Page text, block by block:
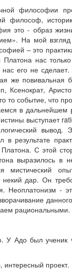
философии
философ,
это - образ
На мой
– это
нас
его не
же повивальная
Ксенократ,
событие, что
в дальнейшем
выступает
вывод.
в результате
С этой
выразилось в
некий дар. Он
Неоплатонизм -
рациональными.
Адо был ученик
интересный проект.